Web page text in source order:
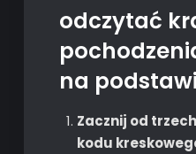
odczytać
na
Zacznij od
kodu